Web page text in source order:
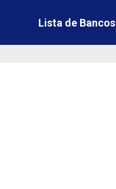
Lista de Bancos